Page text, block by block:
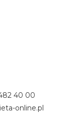
40 00
online.pl